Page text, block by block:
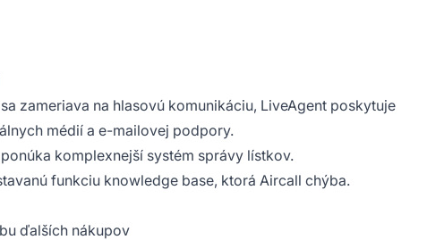
zameriava na hlasovú komunikáciu, LiveAgent poskytuje
médií a e-mailovej podpory.
komplexnejší systém správy lístkov.
funkciu knowledge base, ktorá Aircall chýba.
ďalších nákupov